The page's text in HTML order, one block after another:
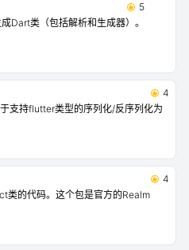
5
Dart类（包括解析和生成器）。
4
支持flutter类型的序列化/反序列化为
4
类的代码。这个包是官方的Realm